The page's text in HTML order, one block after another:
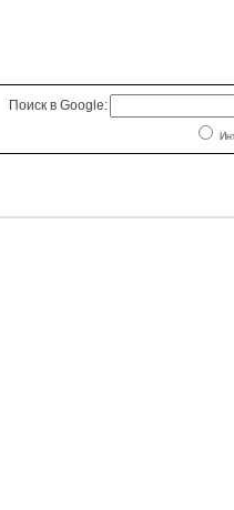
Поиск в Google: